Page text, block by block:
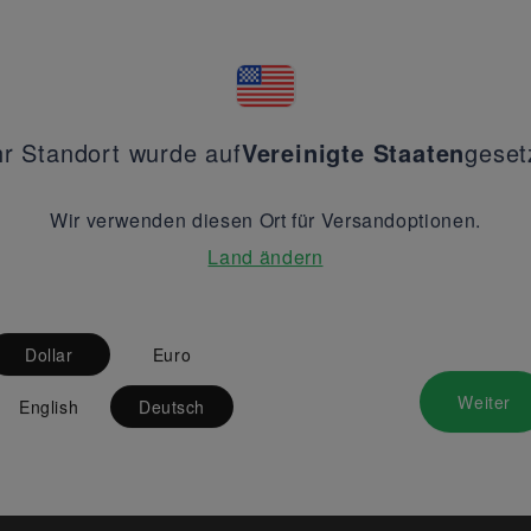
Standort wurde aufVereinigte Staaten
Wir verwenden diesen Ort für Versandoptionen.
Land ändern
Dollar Euro
English Deutsch Weiter